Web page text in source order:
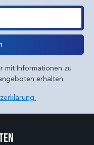
mit Informationen zu
erhalten.